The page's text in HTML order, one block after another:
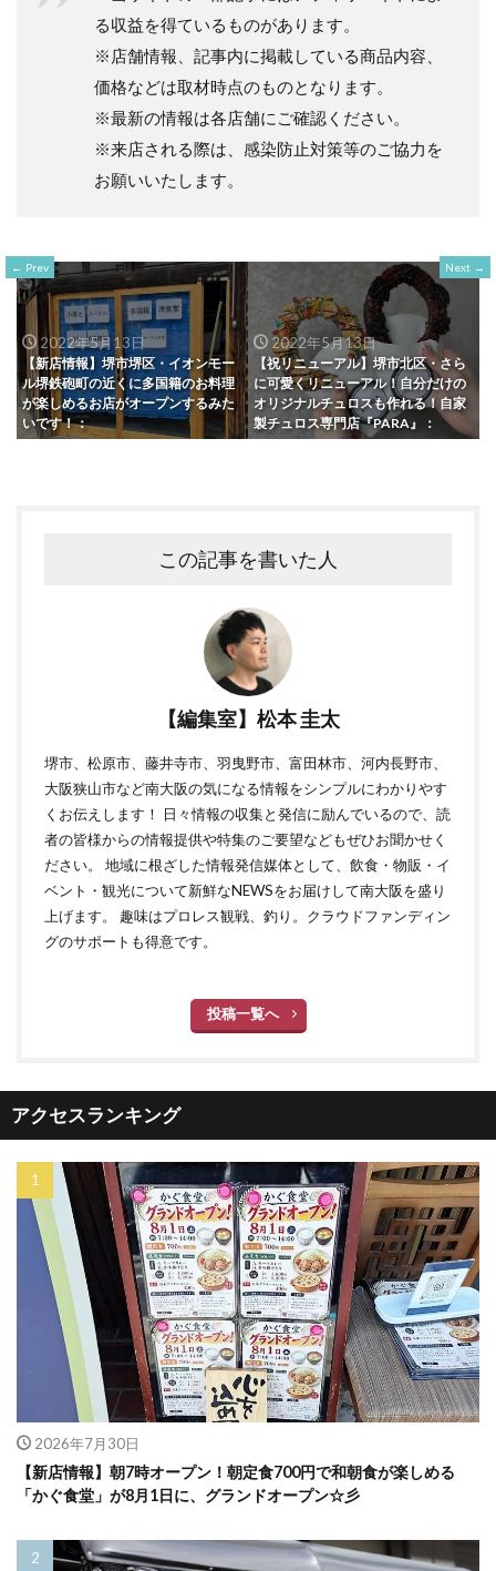
る収益を得ているものがあります。
※店舗情報、記事内に掲載している商品内容、
価格などは取材時点のものとなります。
※最新の情報は各店舗にご確認ください。
※来店される際は、感染防止対策等のご協力を
お願いいたします。
Prev
2022年5月13日
【新店情報】堺市堺区・イオンモー
ル堺鉄砲町の近くに多国籍のお料理
が楽しめるお店がオープンするみた
いです！：
Next
2022年5月13日
【祝リニューアル】堺市北区・さら
に可愛くリニューアル！自分だけの
オリジナルチュロスも作れる！自家
製チュロス専門店『PARA』：
この記事を書いた人
【編集室】松本 圭太
堺市、松原市、藤井寺市、羽曳野市、富田林市、河内長野市、
大阪狭山市など南大阪の気になる情報をシンプルにわかりやす
くお伝えします！ 日々情報の収集と発信に励んでいるので、読
者の皆様からの情報提供や特集のご要望などもぜひお聞かせく
ださい。 地域に根ざした情報発信媒体として、飲食・物販・イ
ベント・観光について新鮮なNEWSをお届けして南大阪を盛り
上げます。 趣味はプロレス観戦、釣り。クラウドファンディン
グのサポートも得意です。
投稿一覧へ
アクセスランキング
2026年7月30日
【新店情報】朝7時オープン！朝定食700円で和朝食が楽しめる
「かぐ食堂」が8月1日に、グランドオープン☆彡